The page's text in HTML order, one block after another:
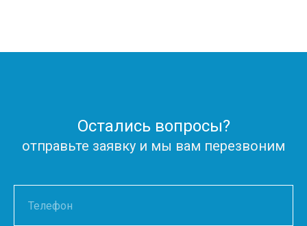
Остались вопросы?
отправьте заявку и мы вам перезвоним